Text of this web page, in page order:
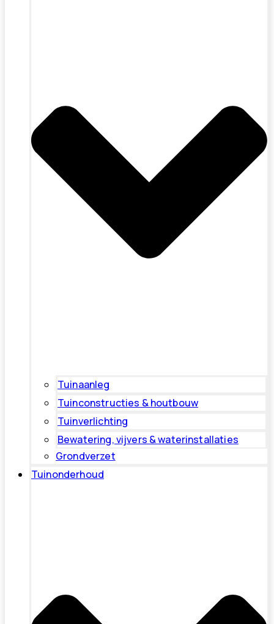
Tuinaanleg
Tuinconstructies & houtbouw
Tuinverlichting
Bewatering, vijvers & waterinstallaties
Grondverzet
Tuinonderhoud